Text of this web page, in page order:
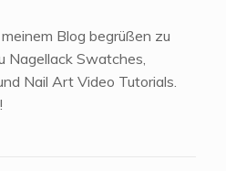
Blog begrüßen zu
Nagellack Swatches,
Nail Art Video Tutorials.